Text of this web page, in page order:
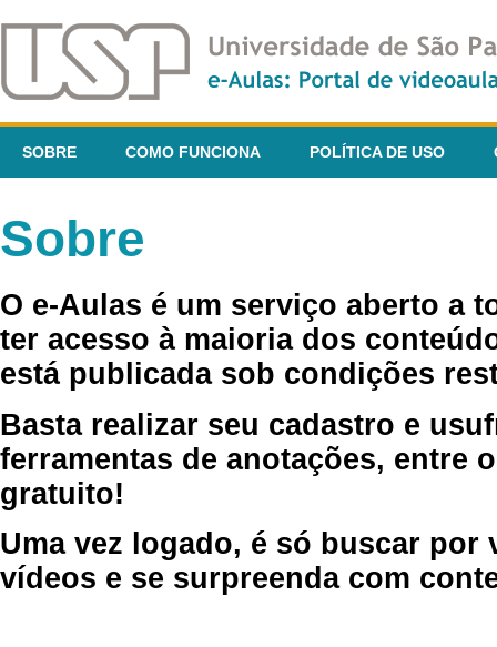
SOBRE COMO FUNCIONA POLÍTICA DE USO
Sobre
O e-Aulas é um serviço aberto a
ter acesso à maioria dos
está publicada sob condições
Basta realizar seu cadastro e
ferramentas de anotações, entre
gratuito!
Uma vez logado, é só buscar por
vídeos e se surpreenda com